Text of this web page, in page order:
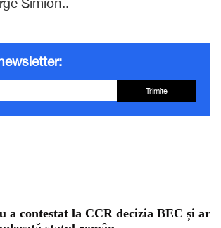
Trimite
a contestat la CCR decizia BEC și ar